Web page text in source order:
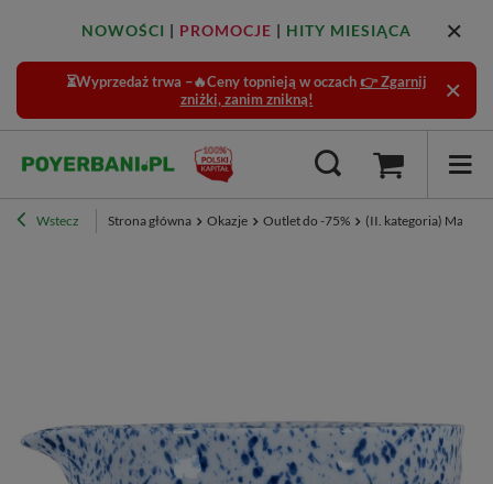
NOWOŚCI | PROMOCJE | HITY MIESIĄCA
⏳Wyprzedaż trwa –🔥Ceny topnieją w oczach 👉 Zgarnij
zniżki, zanim znikną!
Wstecz Strona główna Okazje Outlet do -75% (II. kategoria)